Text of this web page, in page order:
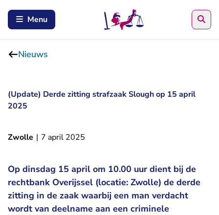
Menu
Nieuws
(Update) Derde zitting strafzaak Slough op 15 april
2025
Zwolle | 7 april 2025
Op dinsdag 15 april om 10.00 uur dient bij de
rechtbank Overijssel (locatie: Zwolle) de derde
zitting in de zaak waarbij een man verdacht
wordt van deelname aan een criminele